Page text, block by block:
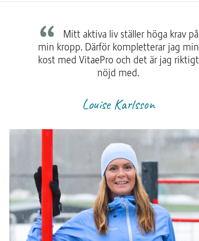
Mitt aktiva liv ställer höga krav på
min kropp. Därför kompletterar jag min
kost med VitaePro och det är jag riktigt
nöjd med.
Louise Karlsson